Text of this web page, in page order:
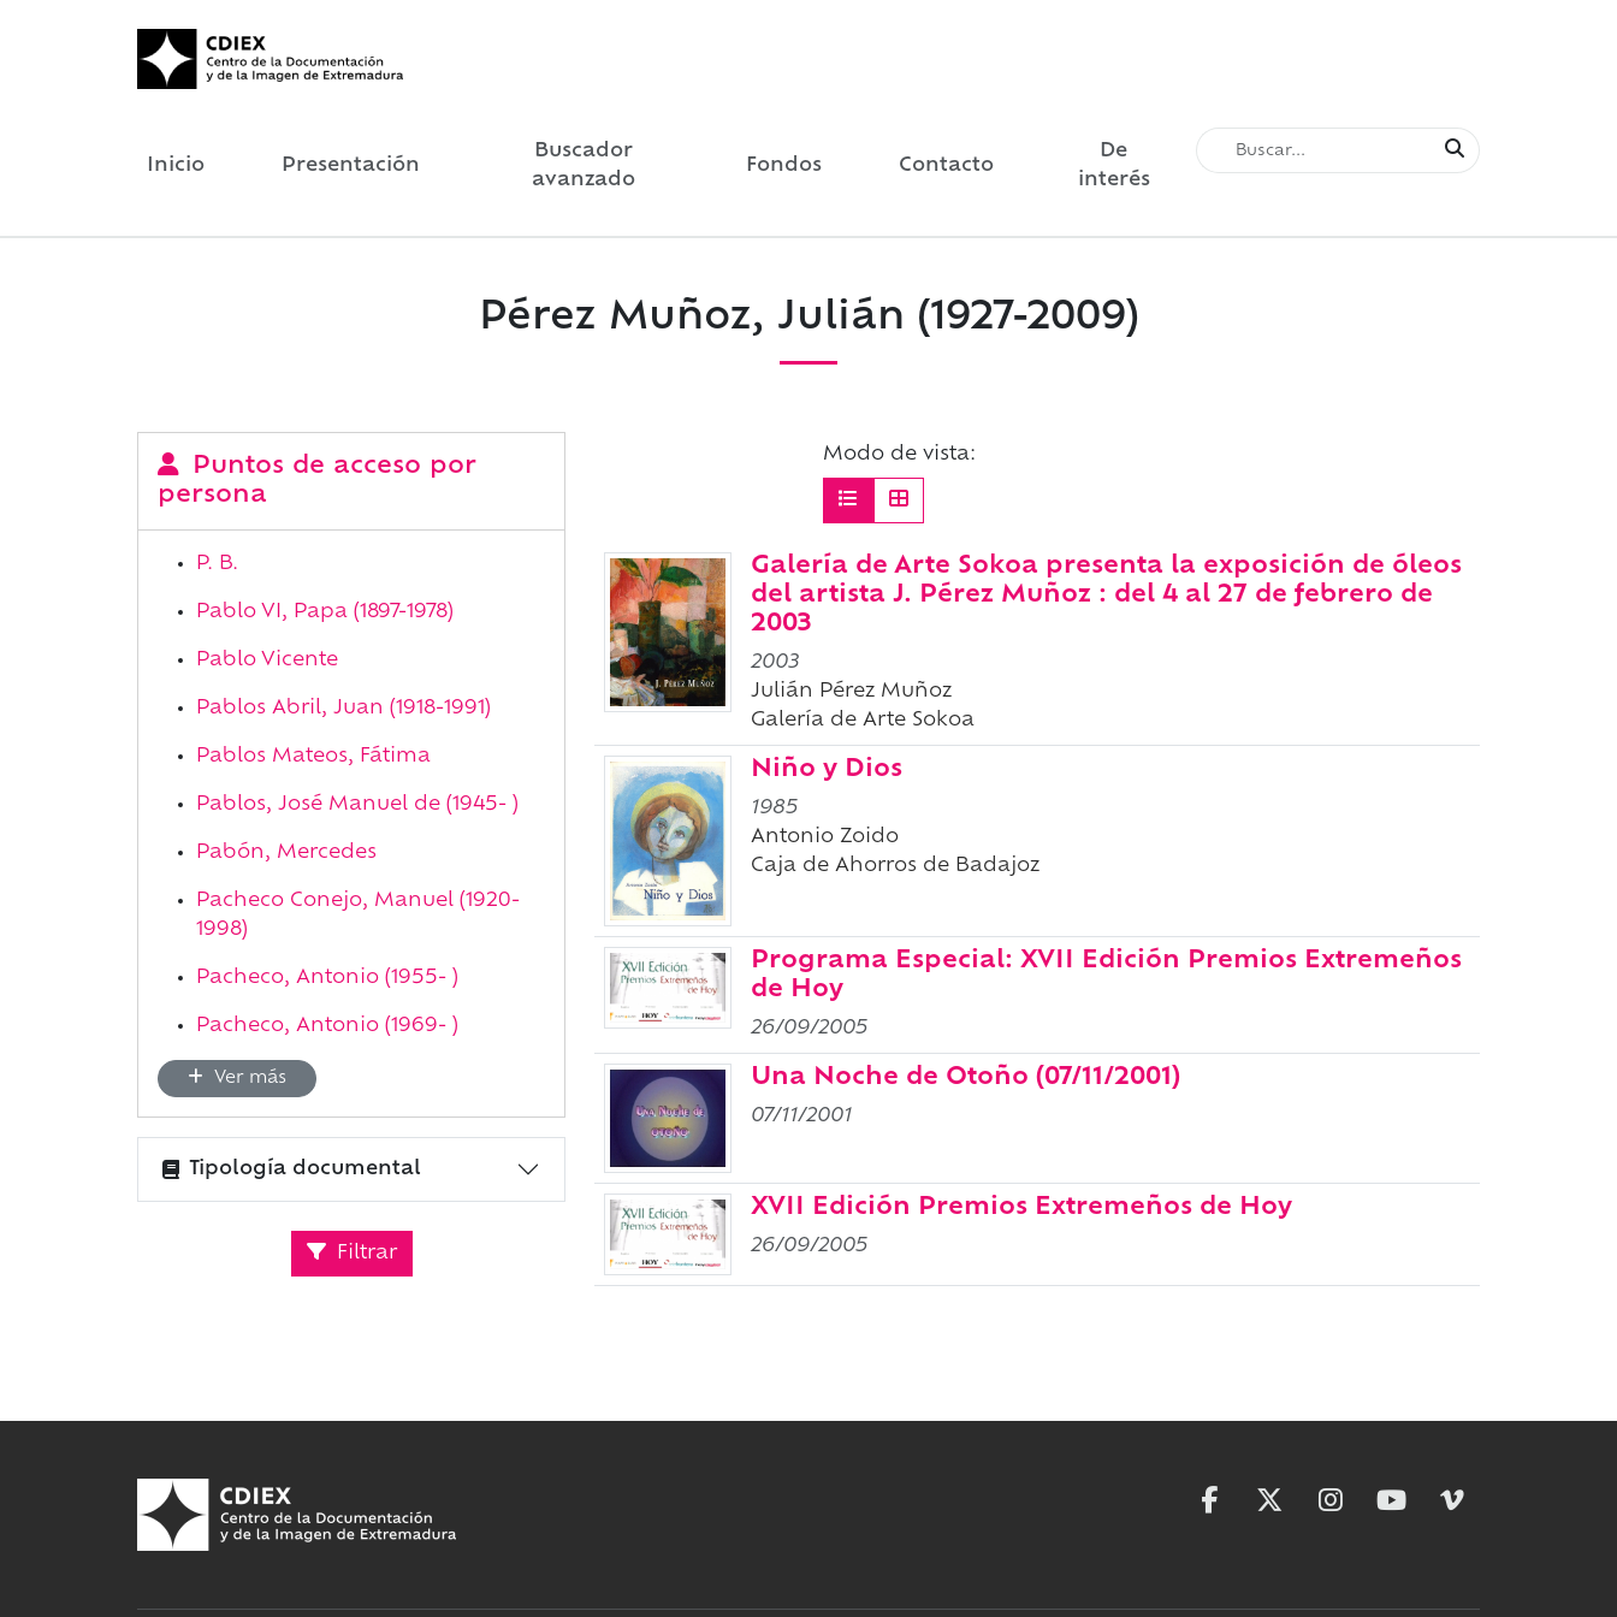
Inicio Presentación
Buscador
avanzado
Fondos Contacto
De
interés
Pérez Muñoz, Julián (1927-2009)
Puntos de acceso por
persona
P. B.
Pablo VI, Papa (1897-1978)
Pablo Vicente
Pablos Abril, Juan (1918-1991)
Pablos Mateos, Fátima
Pablos, José Manuel de (1945- )
Pabón, Mercedes
Pacheco Conejo, Manuel (1920-
1998)
Pacheco, Antonio (1955- )
Pacheco, Antonio (1969- )
Ver más
Tipología documental
Filtrar
Modo de vista:
Galería de Arte Sokoa presenta la exposición de óleos
del artista J. Pérez Muñoz : del 4 al 27 de febrero de
2003
2003
Julián Pérez Muñoz
Galería de Arte Sokoa
Niño y Dios
1985
Antonio Zoido
Caja de Ahorros de Badajoz
Programa Especial: XVII Edición Premios Extremeños
de Hoy
26/09/2005
Una Noche de Otoño (07/11/2001)
07/11/2001
XVII Edición Premios Extremeños de Hoy
26/09/2005